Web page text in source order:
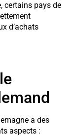
certains pays de
d’achats
a des
aspects :